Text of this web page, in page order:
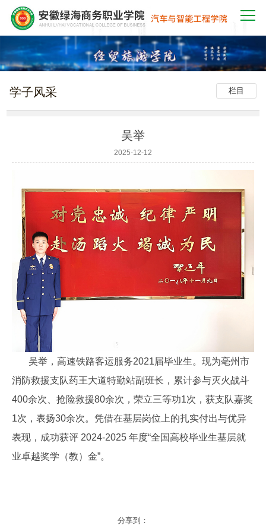
栏目
学子风采
吴举
2025-12-12
吴举，高速铁路客运服务2021届毕业生。 现为亳州市
消防救援支队药王大道特勤站副班长， 累计参与灭火战斗
400余次、抢险救援80余次，荣立三等功1次，获支队嘉奖
1次，表扬30余次。 凭借在基层岗位上的扎实付出与优异
表现，成功获评 2024-2025 年度“全国高校毕业生基层就
业卓越奖学（教）金”。
分享到：